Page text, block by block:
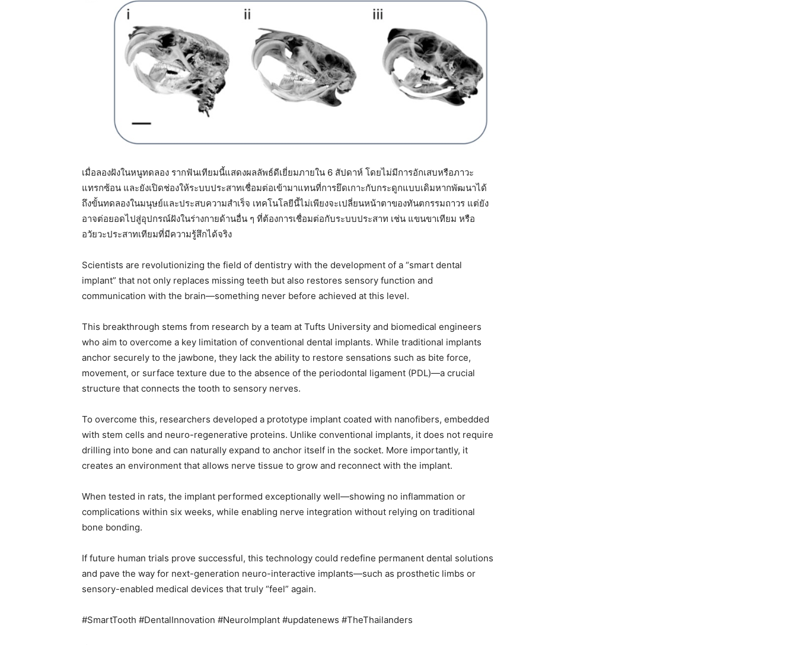
เมื่อลองฝังในหนูทดลอง รากฟันเทียมนี้แสดงผลลัพธ์ดีเยี่ยมภายใน 6 สัปดาห์ โดยไม่มีการอักเสบหรือภาวะ
แทรกซ้อน และยังเปิดช่องให้ระบบประสาทเชื่อมต่อเข้ามาแทนที่การยึดเกาะกับกระดูกแบบเดิมหากพัฒนาได้
ถึงขั้นทดลองในมนุษย์และประสบความสำเร็จ เทคโนโลยีนี้ไม่เพียงจะเปลี่ยนหน้าตาของทันตกรรมถาวร แต่ยัง
อาจต่อยอดไปสู่อุปกรณ์ฝังในร่างกายด้านอื่น ๆ ที่ต้องการเชื่อมต่อกับระบบประสาท เช่น แขนขาเทียม หรือ
อวัยวะประสาทเทียมที่มีความรู้สึกได้จริง
Scientists are revolutionizing the field of dentistry with the development of a “smart dental
implant” that not only replaces missing teeth but also restores sensory function and
communication with the brain—something never before achieved at this level.
This breakthrough stems from research by a team at Tufts University and biomedical engineers
who aim to overcome a key limitation of conventional dental implants. While traditional implants
anchor securely to the jawbone, they lack the ability to restore sensations such as bite force,
movement, or surface texture due to the absence of the periodontal ligament (PDL)—a crucial
structure that connects the tooth to sensory nerves.
To overcome this, researchers developed a prototype implant coated with nanofibers, embedded
with stem cells and neuro-regenerative proteins. Unlike conventional implants, it does not require
drilling into bone and can naturally expand to anchor itself in the socket. More importantly, it
creates an environment that allows nerve tissue to grow and reconnect with the implant.
When tested in rats, the implant performed exceptionally well—showing no inflammation or
complications within six weeks, while enabling nerve integration without relying on traditional
bone bonding.
If future human trials prove successful, this technology could redefine permanent dental solutions
and pave the way for next-generation neuro-interactive implants—such as prosthetic limbs or
sensory-enabled medical devices that truly “feel” again.
#SmartTooth #DentalInnovation #NeuroImplant #updatenews #TheThailanders